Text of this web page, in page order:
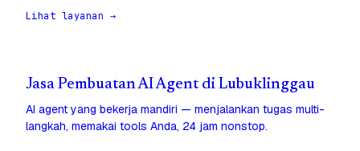
Lihat layanan →
Jasa Pembuatan AI Agent di Lubuklinggau
AI agent yang bekerja mandiri — menjalankan tugas multi-
langkah, memakai tools Anda, 24 jam nonstop.